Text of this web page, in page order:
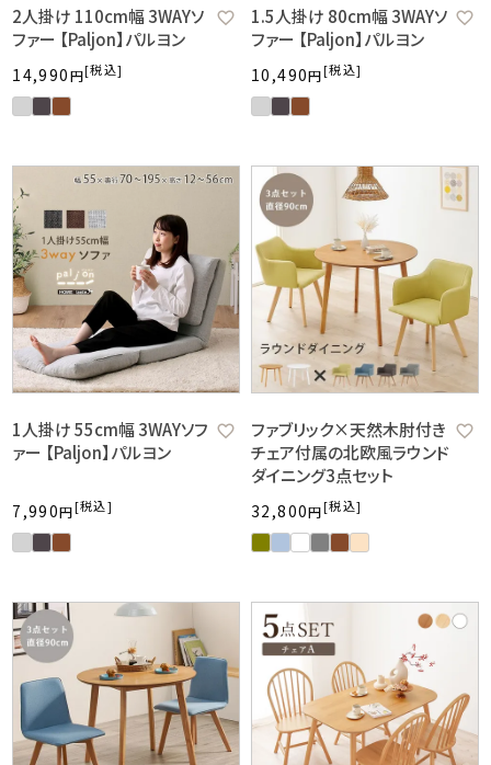
2人掛け 110cm幅 3WAYソ
ファー 【Paljon】パルヨン
14,990 税込
1.5人掛け 80cm幅 3WAYソ
ファー 【Paljon】パルヨン
10,490 税込
1人掛け 55cm幅 3WAYソフ
ァー 【Paljon】パルヨン
7,990 税込
ファブリック×天然木肘付き
チェア付属の北欧風ラウンド
ダイニング3点セット
32,800 税込